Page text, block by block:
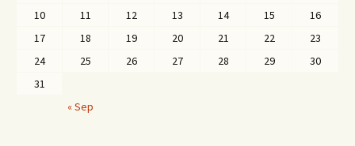
10
11 12 13 14 15
16
17
18 19 20 21 22
23
24
25 26 27 28 29
30
31
« Sep